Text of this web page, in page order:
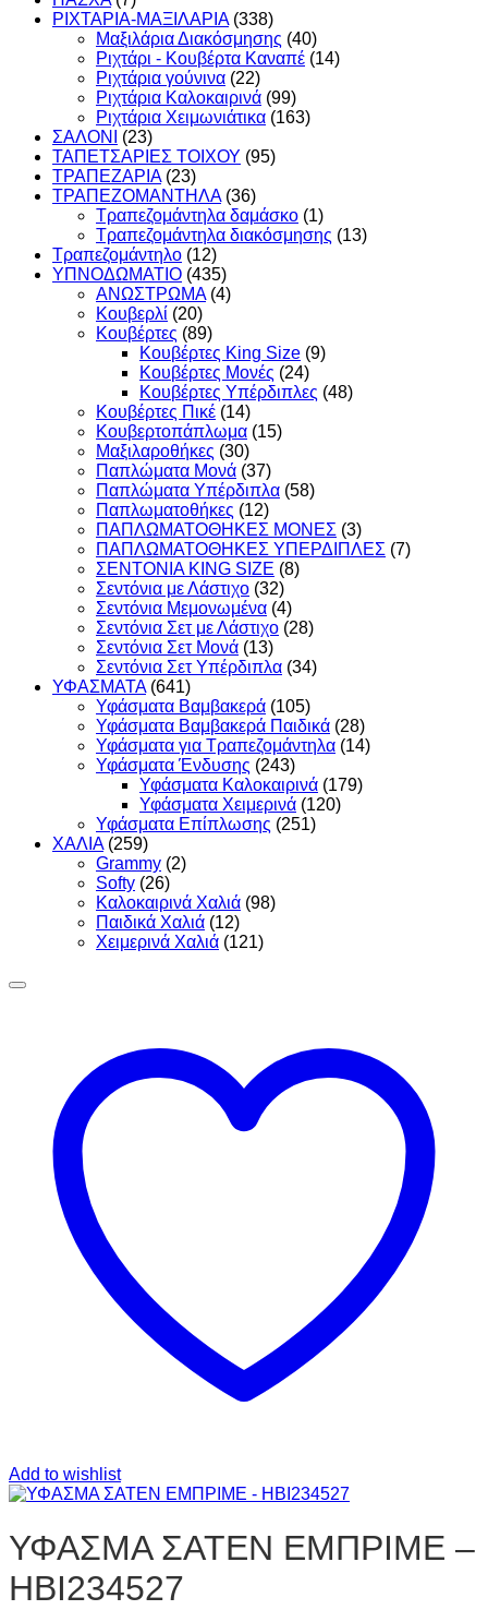
ΡΙΧΤΑΡΙΑ-ΜΑΞΙΛΑΡΙΑ (338)
Μαξιλάρια Διακόσμησης (40)
Ριχτάρι - Κουβέρτα Καναπέ (14)
Ριχτάρια γούνινα (22)
Ριχτάρια Καλοκαιρινά (99)
Ριχτάρια Χειμωνιάτικα (163)
ΣΑΛΟΝΙ
(23)
ΤΑΠΕΤΣΑΡΙΕΣ ΤΟΙΧΟΥ (95)
ΤΡΑΠΕΖΑΡΙΑ (23)
ΤΡΑΠΕΖΟΜΑΝΤΗΛΑ (36)
Τραπεζομάντηλα δαμάσκο (1)
Τραπεζομάντηλα διακόσμησης (13)
Τραπεζομάντηλο (12)
ΥΠΝΟΔΩΜΑΤΙO (435)
ΑΝΩΣΤΡΩΜΑ (4)
Κουβερλί (20)
Κουβέρτες (89)
Κουβέρτες King Size (9)
Κουβέρτες Μονές (24)
Κουβέρτες Υπέρδιπλες (48)
Κουβέρτες Πικέ (14)
Κουβερτοπάπλωμα (15)
Μαξιλαροθήκες (30)
Παπλώματα Μονά (37)
Παπλώματα Υπέρδιπλα (58)
Παπλωματοθήκες (12)
ΠΑΠΛΩΜΑΤΟΘΗΚΕΣ ΜΟΝΕΣ (3)
ΠΑΠΛΩΜΑΤΟΘΗΚΕΣ ΥΠΕΡΔΙΠΛΕΣ (7)
ΣΕΝΤΟΝΙΑ KING SIZE (8)
Σεντόνια με Λάστιχο (32)
Σεντόνια Μεμονωμένα (4)
Σεντόνια Σετ με Λάστιχο (28)
Σεντόνια Σετ Μονά (13)
Σεντόνια Σετ Υπέρδιπλα (34)
ΥΦΑΣΜΑΤΑ (641)
Υφάσματα Βαμβακερά (105)
Υφάσματα Βαμβακερά Παιδικά (28)
Υφάσματα για Τραπεζομάντηλα (14)
Υφάσματα Ένδυσης (243)
Υφάσματα Καλοκαιρινά (179)
Υφάσματα Χειμερινά (120)
Υφάσματα Επίπλωσης (251)
ΧΑΛΙΑ (259)
Grammy (2)
Softy (26)
Καλοκαιρινά Χαλιά (98)
Παιδικά Χαλιά (12)
Χειμερινά Χαλιά (121)
Add to wishlist
ΥΦΑΣΜΑ ΣΑΤΕΝ ΕΜΠΡΙΜΕ –
HBI234527